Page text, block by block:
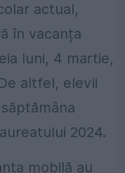
actual,
în vacanța
luni, 4 martie,
altfel, elevii
2024.
mobilă au